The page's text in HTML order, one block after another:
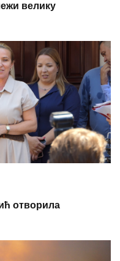
велику
отворила